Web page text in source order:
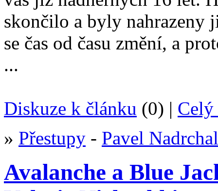
skončilo a byly nahrazeny
se čas od času změní, a
...
Diskuze k článku (0) | Celý
» Přestupy - Pavel Nadrchal
Avalanche a Blue